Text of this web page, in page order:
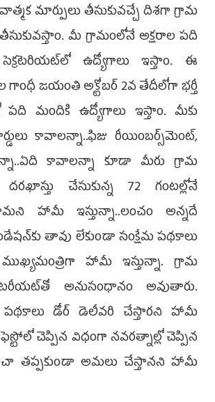
మార్పులు తీసుకువచ్చే దిశగా గ్రామ
మీ గ్రామంలోనే అక్షరాల పది
ఉద్యోగాలు ఇస్తాం. ఈ
గాంధీ జయంతి అక్టోబర్‌ 2వ తేదీలోగా భర్తీ
పది మందికి ఉద్యోగాలు ఇస్తాం. మీకు
కావాలన్నా..ఫిజు రీయింబర్స్‌మెంట్,
కావాలన్నా కూడా మీరు గ్రామ
చేసుకున్న 72 గంటల్లోనే
హామీ ఇస్తున్నా..లంచం అన్నదే
తావు లేకుండా సంక్షేమ పథకాలు
హామీ ఇస్తున్నా. గ్రామ
అనుసంధానం అవుతారు.
పథకాలు డోర్‌ డెలీవరి చేస్తారని హామీ
చెప్పిన విధంగా నవరత్నాల్లో చెప్పిన
తప్పకుండా అమలు చేస్తానని హామీ